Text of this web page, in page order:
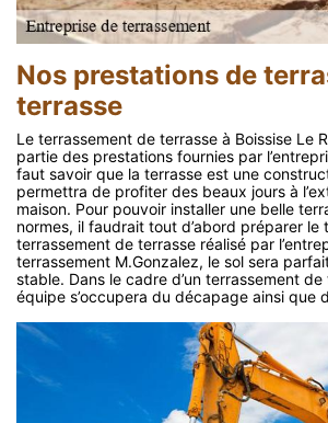
Nos prestations de
terrasse
Le terrassement de terrasse à Boissise Le
partie des prestations fournies par
faut savoir que la terrasse est une
permettra de profiter des beaux jours à
maison. Pour pouvoir installer une belle
normes, il faudrait tout d’abord préparer le
terrassement de terrasse réalisé par
terrassement M.Gonzalez, le sol sera
stable. Dans le cadre d’un terrassement
équipe s’occupera du décapage ainsi que